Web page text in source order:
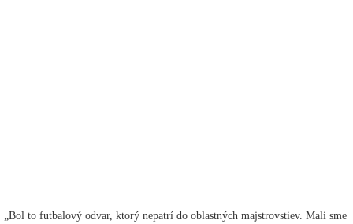
„Bol to futbalový odvar, ktorý nepatrí do oblastných majstrovstiev. Mali sme